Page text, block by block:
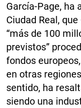
García-Page, ha
Ciudad Real,
“más de 100
previstos”
fondos
en otras
sentido, ha
siendo una